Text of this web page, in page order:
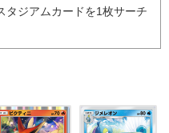
タジアムカードを1枚サーチ